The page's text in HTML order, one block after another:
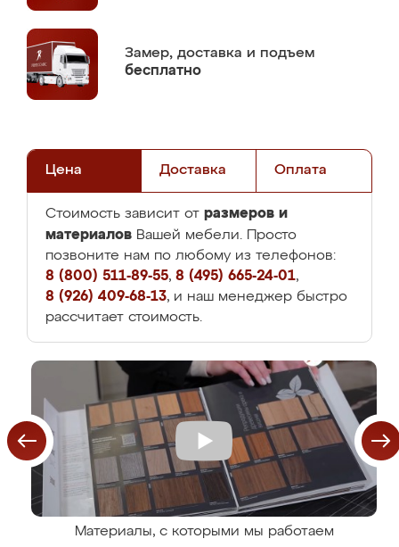
Замер, доставка и подъем
бесплатно
Цена Доставка Оплата
Стоимость зависит от размеров и
материалов Вашей мебели. Просто
позвоните нам по любому из телефонов:
8 (800) 511-89-55, 8 (495) 665-24-01,
8 (926) 409-68-13, и наш менеджер быстро
рассчитает стоимость.
Материалы, с которыми мы работаем